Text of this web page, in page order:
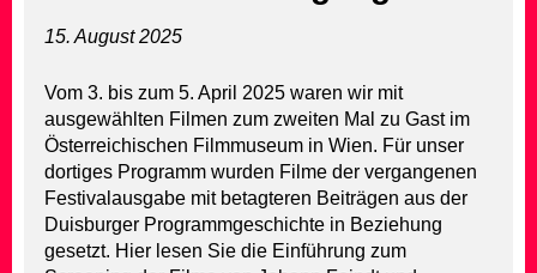
15. August 2025
Vom 3. bis zum 5. April 2025 waren wir mit
ausgewählten Filmen zum zweiten Mal zu Gast im
Österreichischen Filmmuseum in Wien. Für unser
dortiges Programm wurden Filme der vergangenen
Festivalausgabe mit betagteren Beiträgen aus der
Duisburger Programmgeschichte in Beziehung
gesetzt. Hier lesen Sie die Einführung zum